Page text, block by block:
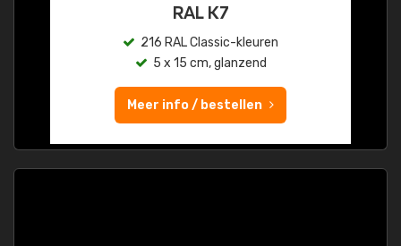
RAL K7
216 RAL Classic-kleuren
5 x 15 cm, glanzend
Meer info / bestellen